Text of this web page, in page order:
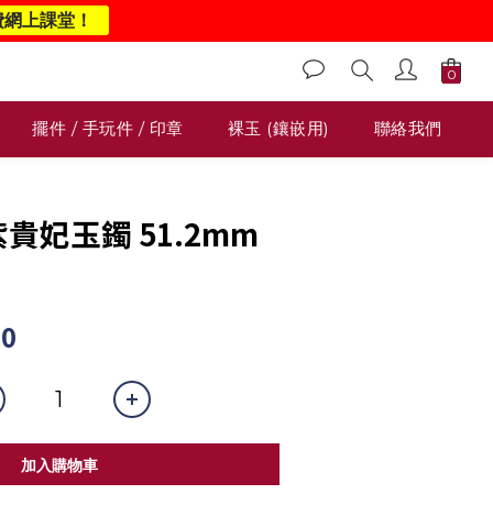
擺件 / 手玩件 / 印章 裸玉 (鑲嵌用) 聯絡我們
妃玉鐲 51.2mm
加入購物車
上課堂！